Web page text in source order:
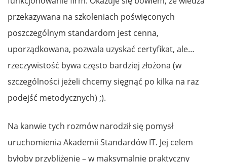
przekazywana na szkoleniach poświęconych
poszczególnym standardom jest cenna,
uporządkowana, pozwala uzyskać certyfikat, ale…
rzeczywistość bywa często bardziej złożona (w
szczególności jeżeli chcemy sięgnąć po kilka na raz
podejść metodycznych) ;).
Na kanwie tych rozmów narodził się pomysł
uruchomienia Akademii Standardów IT. Jej celem
byłoby przybliżenie – w maksymalnie praktyczny